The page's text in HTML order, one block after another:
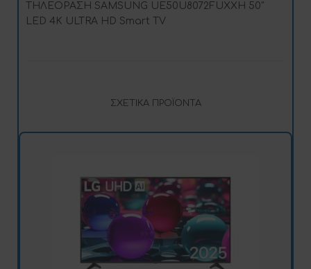
ΤΗΛΕΟΡΑΣΗ SAMSUNG UE50U8072FUXXH 50″
LED 4K ULTRA HD Smart TV
ΣΧΕΤΙΚΆ ΠΡΟΪΌΝΤΑ